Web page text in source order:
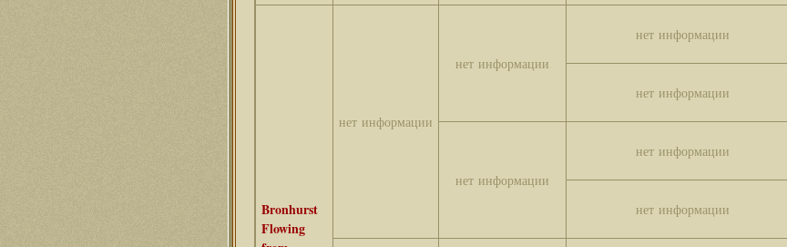
Bronhurst
Flowing
нет информации
нет информации
нет информации
нет информации
нет информации
нет информации
нет информации